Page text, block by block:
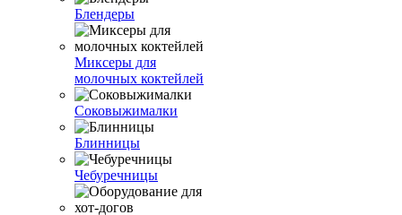
Блендеры
Миксеры для
молочных коктейлей
Соковыжималки
Блинницы
Чебуречницы